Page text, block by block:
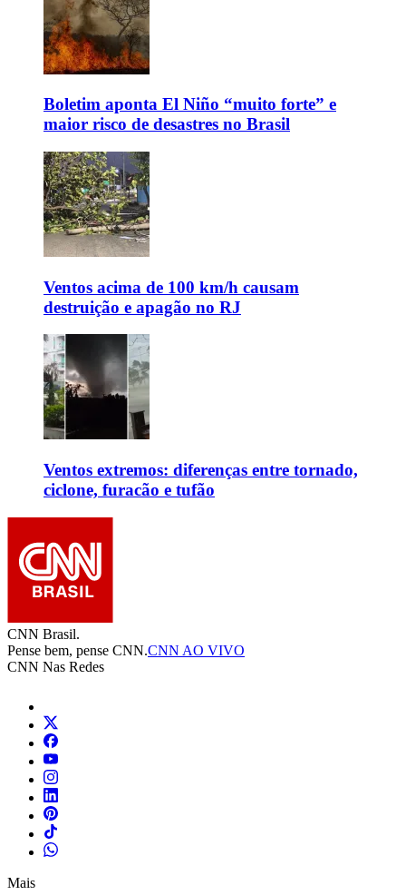
Boletim aponta El Niño “muito forte” e
maior risco de desastres no Brasil
Ventos acima de 100 km/h causam
destruição e apagão no RJ
Ventos extremos: diferenças entre tornado,
ciclone, furacão e tufão
CNN Brasil.
Pense bem, pense CNN.CNN AO VIVO
CNN Nas Redes
Mais